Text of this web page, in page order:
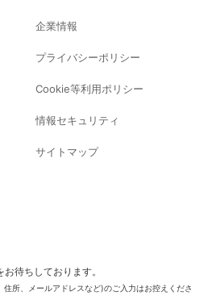
企業情報
プライバシーポリシー
Cookie等利用ポリシー
情報セキュリティ
サイトマップ
待ちしております。
所、メールアドレスなど)のご入力はお控えくださ